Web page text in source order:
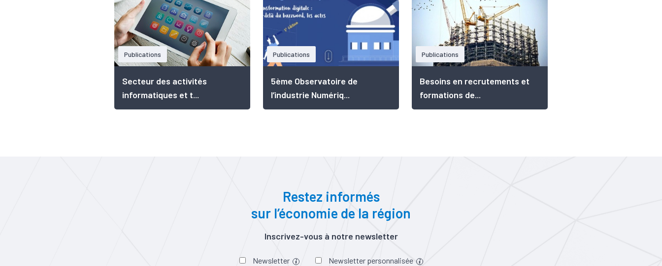
Publications
Secteur des activités
informatiques et t...
Publications
5ème Observatoire de
l’industrie Numériq...
Publications
Besoins en recrutements et
formations de...
Restez informés
sur l’économie de la région
Inscrivez-vous à notre newsletter
Newsletter Newsletter personnalisée